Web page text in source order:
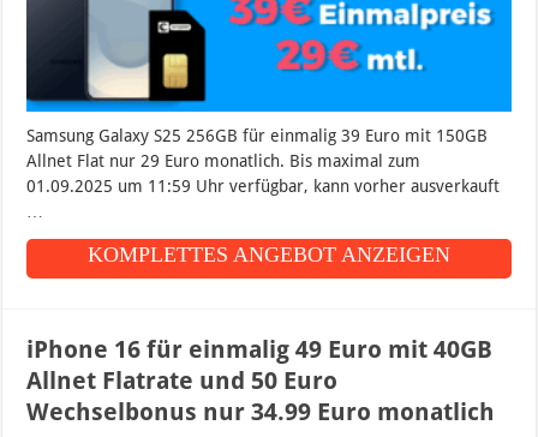
Samsung Galaxy S25 256GB für einmalig 39 Euro mit 150GB
Allnet Flat nur 29 Euro monatlich. Bis maximal zum
01.09.2025 um 11:59 Uhr verfügbar, kann vorher ausverkauft
KOMPLETTES ANGEBOT ANZEIGEN
iPhone 16 für einmalig 49 Euro mit 40GB
Allnet Flatrate und 50 Euro
Wechselbonus nur 34.99 Euro monatlich